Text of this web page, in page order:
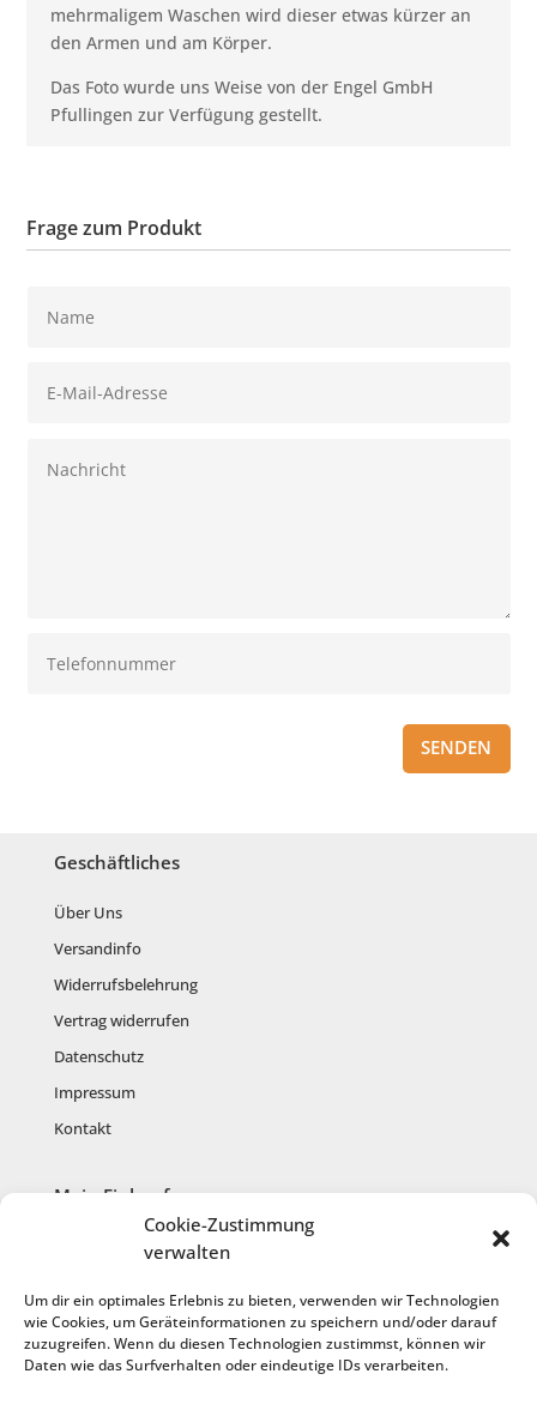
Cookie-Zustimmung
verwalten
Um dir ein optimales Erlebnis zu bieten, verwenden wir Technologien
wie Cookies, um Geräteinformationen zu speichern und/oder darauf
zuzugreifen. Wenn du diesen Technologien zustimmst, können wir
Daten wie das Surfverhalten oder eindeutige IDs verarbeiten.
mehrmaligem Waschen wird dieser etwas kürzer an
den Armen und am Körper.
Das Foto wurde uns Weise von der Engel GmbH
Pfullingen zur Verfügung gestellt.
Frage zum Produkt
SENDEN
Geschäftliches
Über Uns
Versandinfo
Widerrufsbelehrung
Vertrag widerrufen
Datenschutz
Impressum
Kontakt
Mein Einkauf
Kasse
Anmelden